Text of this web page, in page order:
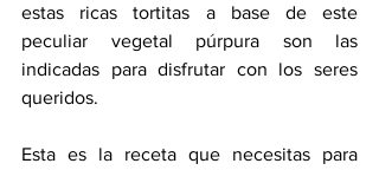
estas ricas tortitas a base de este
peculiar vegetal púrpura son las
indicadas para disfrutar con los seres
queridos.
Esta es la receta que necesitas para